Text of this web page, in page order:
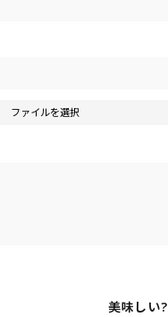
ファイルを選択
美味しい?